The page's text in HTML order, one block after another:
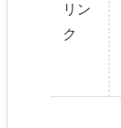
リン
ク